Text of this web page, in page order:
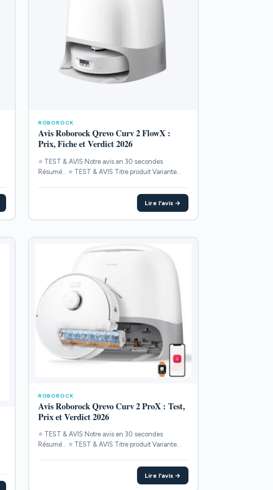
ROBOROCK
Avis Roborock Qrevo Curv 2 FlowX :
Prix, Fiche et Verdict 2026
⭐ TEST & AVIS Notre avis en 30 secondes
Résumé... ⭐ TEST & AVIS Titre produit Variante
Lire l'avis →
ROBOROCK
Avis Roborock Qrevo Curv 2 ProX : Test,
Prix et Verdict 2026
⭐ TEST & AVIS Notre avis en 30 secondes
Résumé... ⭐ TEST & AVIS Titre produit Variante
Lire l'avis →